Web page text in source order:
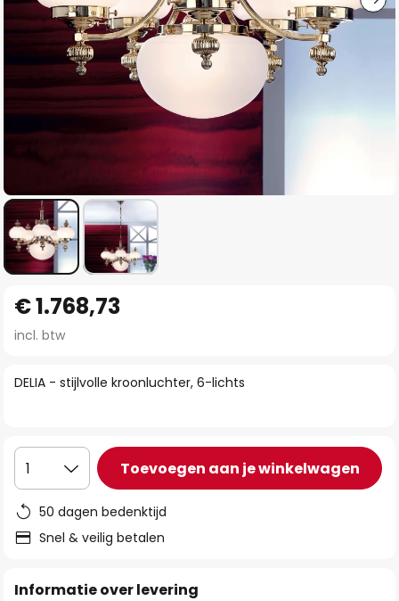
naar
het
van
gallerij
DELIA - stijlvolle kroonluchter, 6-lichts
€ 1.768,73
incl. btw
1 Toevoegen aan je winkelwagen
50 dagen bedenktijd
Snel & veilig betalen
Informatie over levering